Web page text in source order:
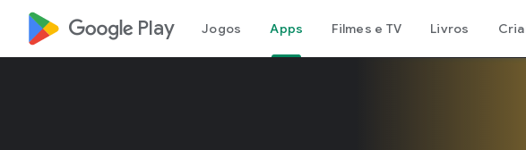
google_logo Play Jogos Apps Filmes e TV Livros